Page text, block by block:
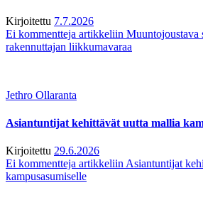
Kirjoitettu 7.7.2026
Ei kommentteja artikkeliin Muuntojoustava
rakennuttajan liikkumavaraa
Jethro Ollaranta
Asiantuntijat kehittävät uutta mallia
Kirjoitettu 29.6.2026
Ei kommentteja artikkeliin Asiantuntijat
kampusasumiselle